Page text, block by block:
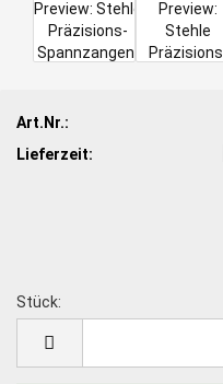
Art.Nr.:
Lieferzeit:
Stück: